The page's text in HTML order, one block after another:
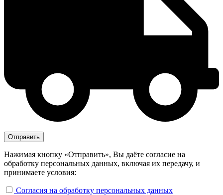
Нажимая кнопку «Отправить», Вы даёте согласие на
обработку персональных данных, включая их передачу, и
принимаете условия:
Согласия на обработку персональных данных